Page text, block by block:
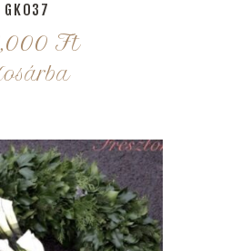
GK037
Ft